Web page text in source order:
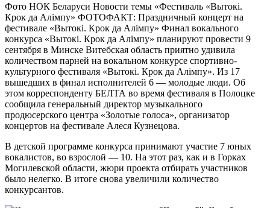
Фото НОК Беларуси Новости темы «Фестиваль «Вытокi.
Крок да Алiмпу» ФОТОФАКТ: Праздничный концерт на
фестивале «Вытокi. Крок да Алiмпу» Финал вокального
конкурса «Вытокi. Крок да Алiмпу» планируют провести 9
сентября в Минске Витебская область приятно удивила
количеством парней на вокальном конкурсе спортивно-
культурного фестиваля «Вытокi. Крок да Алiмпу». Из 17
вышедших в финал исполнителей 6 — молодые люди. Об
этом корреспонденту БЕЛТА во время фестиваля в Полоцке
сообщила генеральный директор музыкального
продюсерского центра «Золотые голоса», организатор
концертов на фестивале Алеся Кузнецова.
В детской программе конкурса принимают участие 7 юных
вокалистов, во взрослой — 10. На этот раз, как и в Горках
Могилевской области, жюри проекта отбирать участников
было нелегко. В итоге снова увеличили количество
конкурсантов.